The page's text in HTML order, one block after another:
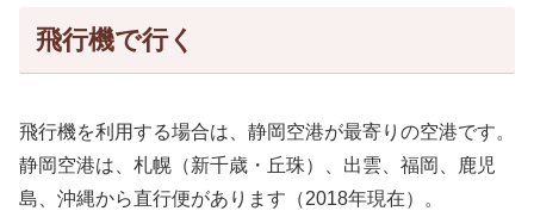
飛行機で行く
飛行機を利用する場合は、静岡空港が最寄りの空港です。
静岡空港は、札幌（新千歳・丘珠）、出雲、福岡、鹿児
島、沖縄から直行便があります（2018年現在）。